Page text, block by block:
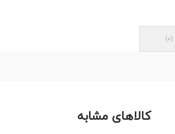
(
0
)
کالاهای مشابه